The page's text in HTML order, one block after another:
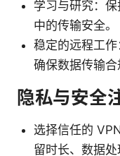
学习与研究：
中的传输安全。
稳定的远程工作
确保数据传输合
隐私与安全
选择信任的
留时长、数据处